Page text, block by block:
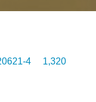
4 1,320